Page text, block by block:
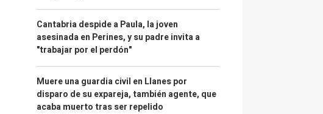
Cantabria despide a Paula, la joven
asesinada en Perines, y su padre invita a
"trabajar por el perdón"
Muere una guardia civil en Llanes por
disparo de su expareja, también agente, que
acaba muerto tras ser repelido